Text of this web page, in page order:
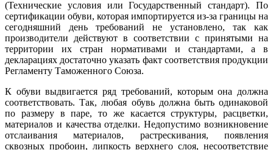
(Технические условия или Государственный стандарт). По
сертификации обуви, которая импортируется из-за границы на
сегодняшний день требований не установлено, так как
производители действуют в соответствии с принятыми на
территории их стран нормативами и стандартами, а в
декларациях достаточно указать факт соответствия продукции
Регламенту Таможенного Союза.
К обуви выдвигается ряд требований, которым она должна
соответствовать. Так, любая обувь должна быть одинаковой
по размеру в паре, то же касается структуры, расцветки,
материалов и качества отделки. Недопустимо возникновение
отслаивания материалов, растрескивания, появления
сквозных пробоин, липкость верхнего слоя, несоответствие